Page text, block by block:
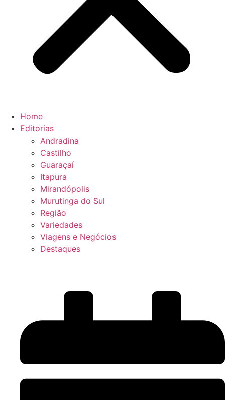
Home
Editorias
Andradina
Castilho
Guaraçaí
Itapura
Mirandópolis
Murutinga do Sul
Região
Variedades
Viagens e Negócios
Destaques